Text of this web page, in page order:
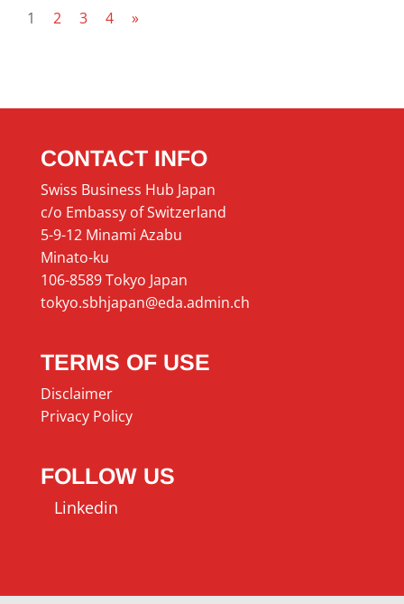
1
2 3 4 »
CONTACT INFO
Swiss Business Hub Japan
c/o Embassy of Switzerland
5-9-12 Minami Azabu
Minato-ku
106-8589 Tokyo Japan
tokyo.sbhjapan@eda.admin.ch
TERMS OF USE
Disclaimer
Privacy Policy
FOLLOW US
Linkedin